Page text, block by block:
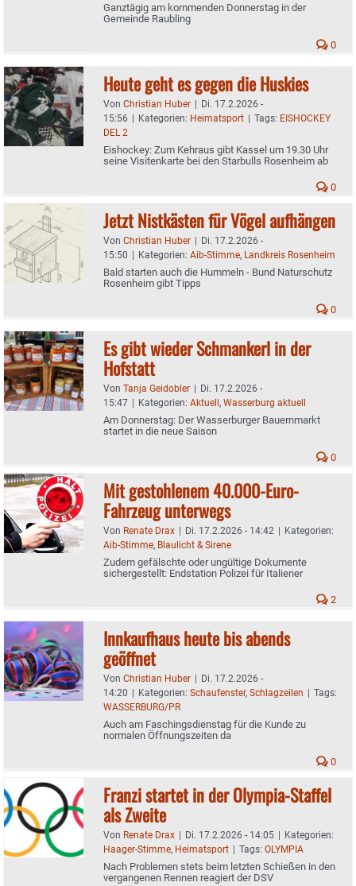
Ganztägig am kommenden Donnerstag in der
Gemeinde Raubling
0
Heute geht es gegen die Huskies
Von Christian Huber | Di. 17.2.2026 -
15:56 | Kategorien: Heimatsport | Tags: EISHOCKEY
DEL 2
Eishockey: Zum Kehraus gibt Kassel um 19.30 Uhr
seine Visitenkarte bei den Starbulls Rosenheim ab
0
Jetzt Nistkästen für Vögel aufhängen
Von Christian Huber | Di. 17.2.2026 -
15:50 | Kategorien: Aib-Stimme, Landkreis Rosenheim
Bald starten auch die Hummeln - Bund Naturschutz
Rosenheim gibt Tipps
0
Es gibt wieder Schmankerl in der
Hofstatt
Von Tanja Geidobler | Di. 17.2.2026 -
15:47 | Kategorien: Aktuell, Wasserburg aktuell
Am Donnerstag: Der Wasserburger Bauernmarkt
startet in die neue Saison
0
Mit gestohlenem 40.000-Euro-
Fahrzeug unterwegs
Von Renate Drax | Di. 17.2.2026 - 14:42 | Kategorien:
Aib-Stimme, Blaulicht & Sirene
Zudem gefälschte oder ungültige Dokumente
sichergestellt: Endstation Polizei für Italiener
2
Innkaufhaus heute bis abends
geöffnet
Von Christian Huber | Di. 17.2.2026 -
14:20 | Kategorien: Schaufenster, Schlagzeilen | Tags:
WASSERBURG/PR
Auch am Faschingsdienstag für die Kunde zu
normalen Öffnungszeiten da
0
Franzi startet in der Olympia-Staffel
als Zweite
Von Renate Drax | Di. 17.2.2026 - 14:05 | Kategorien:
Haager-Stimme, Heimatsport | Tags: OLYMPIA
Nach Problemen stets beim letzten Schießen in den
vergangenen Rennen reagiert der DSV